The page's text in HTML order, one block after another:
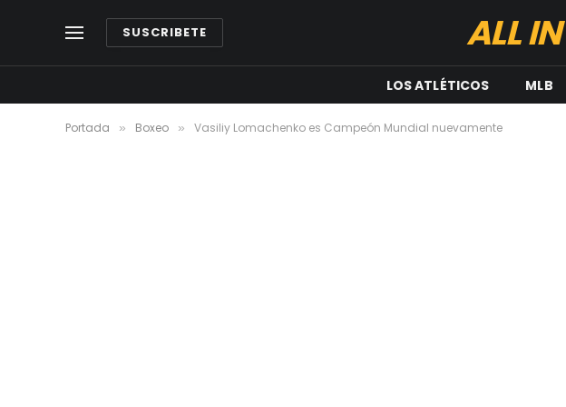
SUSCRIBETE ALL IN
LOS ATLÉTICOS MLB
Portada » Boxeo » Vasiliy Lomachenko es Campeón Mundial nuevamente